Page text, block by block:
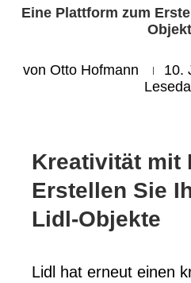
Eine Plattform zum
von Otto Hofmann 10.
Kreativität mit
Erstellen Sie
Lidl-Objekte
Lidl hat erneut einen